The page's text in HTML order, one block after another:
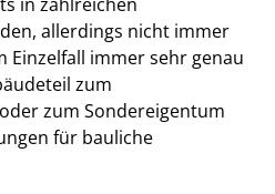
allerdings nicht immer
Einzelfall immer sehr genau
zum
zum Sondereigentum
für bauliche